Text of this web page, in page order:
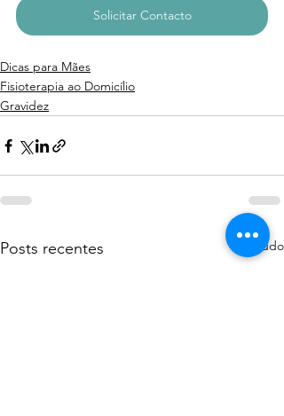
Solicitar Contacto
Dicas para Mães
Fisioterapia ao Domicílio
Gravidez
Posts recentes Ver tudo